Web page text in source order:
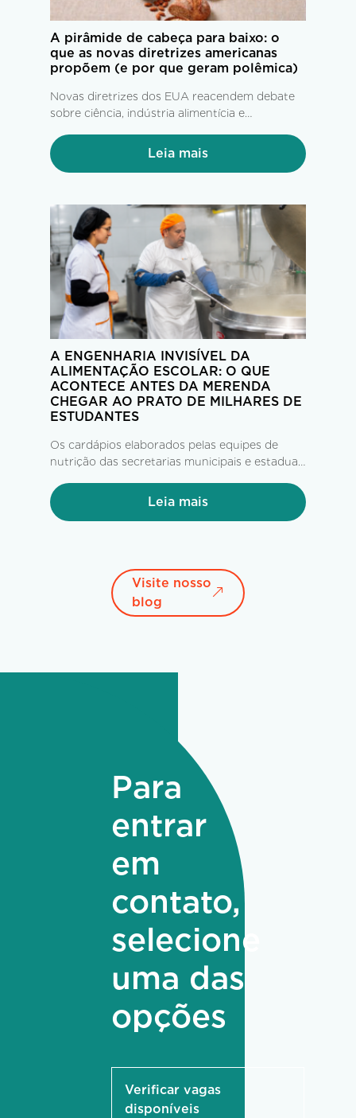
A pirâmide de cabeça para baixo: o
que as novas diretrizes americanas
propõem (e por que geram polêmica)
Novas diretrizes dos EUA reacendem debate
sobre ciência, indústria alimentícia e
Leia mais
A ENGENHARIA INVISÍVEL DA
ALIMENTAÇÃO ESCOLAR: O QUE
ACONTECE ANTES DA MERENDA
CHEGAR AO PRATO DE MILHARES DE
ESTUDANTES
Os cardápios elaborados pelas equipes de
nutrição das secretarias municipais e estaduais
e do PNAE, chegam às empresas operadoras
com até 60 dias de antecedência. A partir daí,
Leia mais
Visite nosso
blog
Para
entrar
em
contato,
selecione
uma das
opções
Verificar vagas
disponíveis